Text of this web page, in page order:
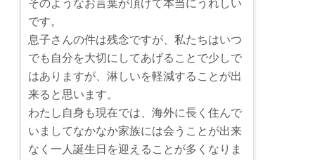
そのようなお言葉が頂けて本当にうれしい
です。
息子さんの件は残念ですが、私たちはいつ
でも自分を大切にしてあげることで少しで
はありますが、淋しいを軽減することが出
来ると思います。
わたし自身も現在では、海外に長く住んで
いましてなかなか家族には会うことが出来
なく一人誕生日を迎えることが多くなりま